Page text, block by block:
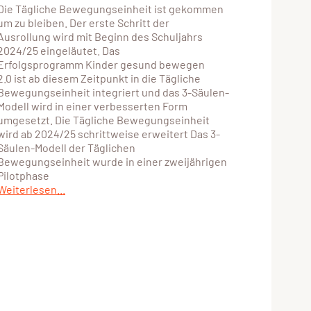
Tägliche Bewegungseinheit ist gekommen
zu bleiben. Der erste Schritt der
wird mit Beginn des Schuljahrs
25 eingeläutet. Das
Kinder gesund bewegen
ist ab diesem Zeitpunkt in die Tägliche
integriert und das 3-Säulen-
wird in einer verbesserten Form
Die Tägliche Bewegungseinheit
ab 2024/25 schrittweise erweitert Das 3-
Modell der Täglichen
wurde in einer zweijährigen